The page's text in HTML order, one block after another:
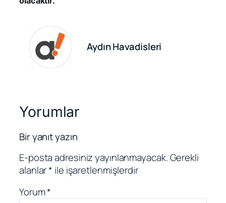
Aydın Havadisleri
Yorumlar
Bir yanıt yazın
E-posta adresiniz yayınlanmayacak.Gerekli
alanlar* ile işaretlenmişlerdir
Yorum*